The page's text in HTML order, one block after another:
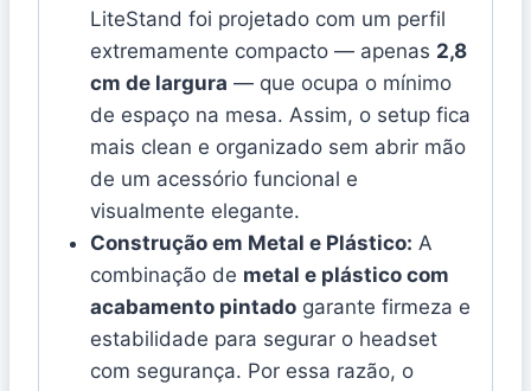
LiteStand foi projetado com um perfil
extremamente compacto — apenas 2,8
cm de largura — que ocupa o mínimo
de espaço na mesa. Assim, o setup fica
mais clean e organizado sem abrir mão
de um acessório funcional e
visualmente elegante.
Construção em Metal e Plástico: A
combinação de metal e plástico com
acabamento pintadogarante firmeza e
estabilidade para segurar o headset
com segurança. Por essa razão, o